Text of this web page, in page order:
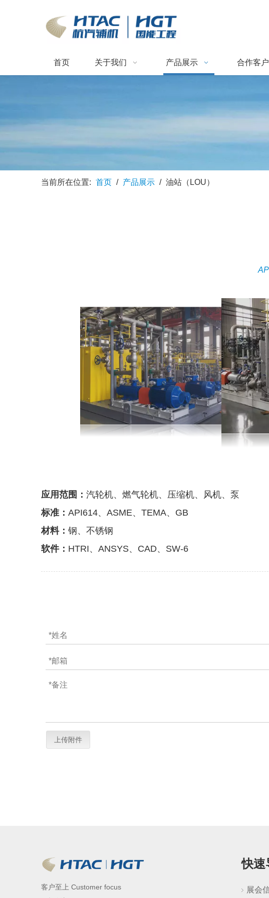
首页 关于我们 产品展示 合作客户
当前所在位置: 首页 / 产品展示 / 油站（LOU）
应用范围： 汽轮机、燃气轮机、压缩机、风机、泵
标准： API614、ASME、TEMA、GB
材料： 钢、不锈钢
软件： HTRI、ANSYS、CAD、SW-6
上传附件
客户至上 Customer focus
快速
展会